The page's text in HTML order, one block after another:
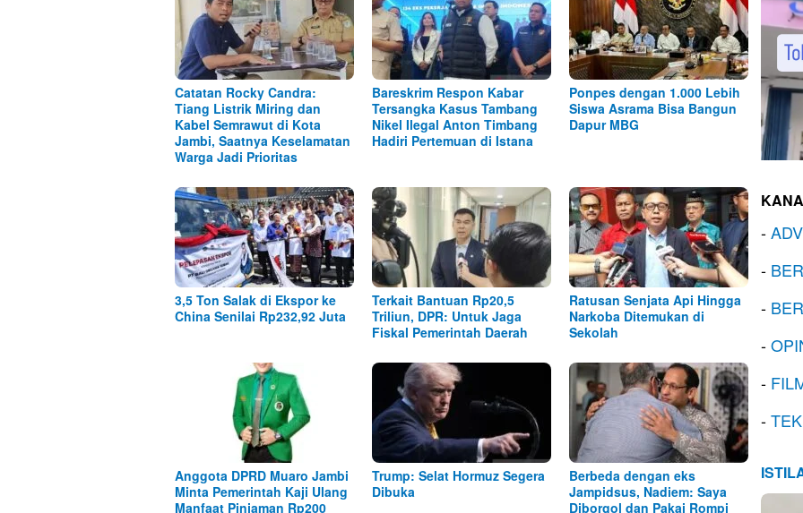
Catatan Rocky Candra:
Tiang Listrik Miring dan
Kabel Semrawut di Kota
Jambi, Saatnya Keselamatan
Warga Jadi Prioritas
Bareskrim Respon Kabar
Tersangka Kasus Tambang
Nikel Ilegal Anton Timbang
Hadiri Pertemuan di Istana
Ponpes dengan 1.000 Lebih
Siswa Asrama Bisa Bangun
Dapur MBG
3,5 Ton Salak di Ekspor ke
China Senilai Rp232,92 Juta
Terkait Bantuan Rp20,5
Triliun, DPR: Untuk Jaga
Fiskal Pemerintah Daerah
Ratusan Senjata Api Hingga
Narkoba Ditemukan di
Sekolah
Anggota DPRD Muaro Jambi
Minta Pemerintah Kaji Ulang
Manfaat Pinjaman Rp200
Trump: Selat Hormuz Segera
Dibuka
Berbeda dengan eks
Jampidsus, Nadiem: Saya
Diborgol dan Pakai Rompi
-
-
-
-
-
-